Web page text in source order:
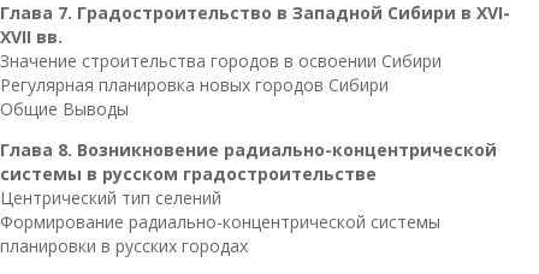
Глава 7. Градостроительство в Западной Сибири в XVI-
XVII вв.
Значение строительства городов в освоении Сибири
Регулярная планировка новых городов Сибири
Общие Выводы
Глава 8. Возникновение радиально-концентрической
системы в русском градостроительстве
Центрический тип селений
Формирование радиально-концентрической системы
планировки в русских городах